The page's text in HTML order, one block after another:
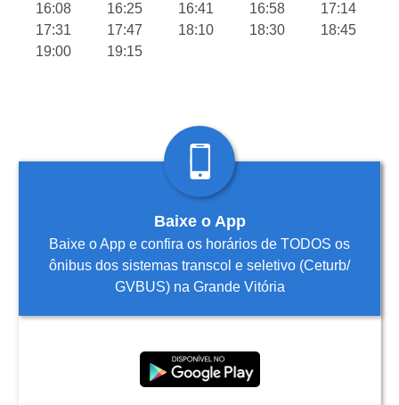
16:08 16:25 16:41 16:58
17:14
17:31
17:47 18:10 18:30
18:45
19:00
19:15
Baixe o App
Baixe o App e confira os horários de TODOS os
ônibus dos sistemas transcol e seletivo (Ceturb/
GVBUS) na Grande Vitória